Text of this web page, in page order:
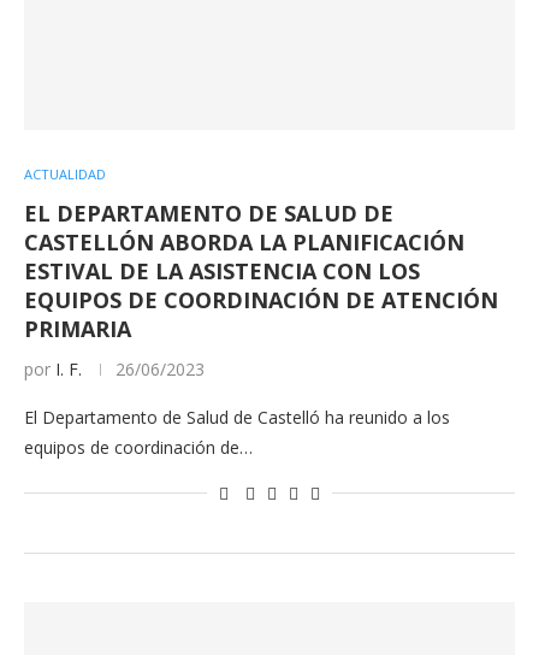
ACTUALIDAD
EL DEPARTAMENTO DE SALUD DE
CASTELLÓN ABORDA LA PLANIFICACIÓN
ESTIVAL DE LA ASISTENCIA CON LOS
EQUIPOS DE COORDINACIÓN DE ATENCIÓN
PRIMARIA
por I. F. 26/06/2023
El Departamento de Salud de Castelló ha reunido a los
equipos de coordinación de…